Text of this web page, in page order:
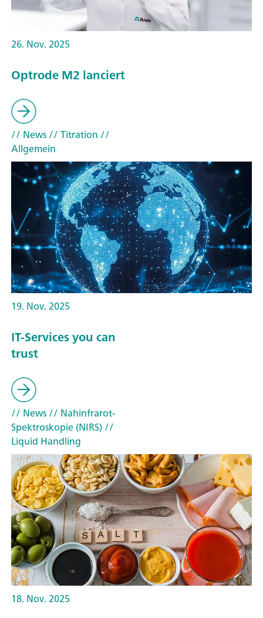
26. Nov. 2025
Optrode M2 lanciert
// News// Titration //
Allgemein
19. Nov. 2025
IT-Services you can
trust
// News// Nahinfrarot-
Spektroskopie (NIRS)//
Liquid Handling
18. Nov. 2025